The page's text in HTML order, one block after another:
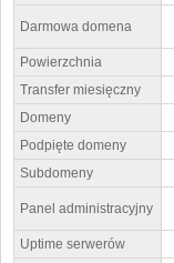
Darmowa domena
Powierzchnia
Transfer miesięczny
Domeny
Podpięte domeny
Subdomeny
Panel administracyjny
Uptime serwerów